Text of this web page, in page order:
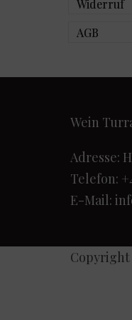
Widerruf
AGB
Wein
Adresse:
Telefon:
E-Mail:
Copyright